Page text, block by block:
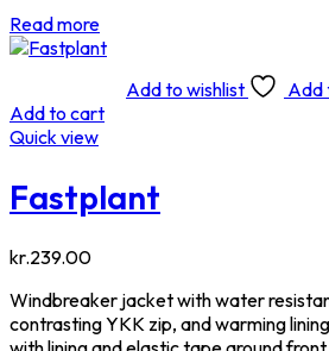
Read more
Add to wishlist
Add
Add to cart
Quick view
Fastplant
kr.239.00
Windbreaker jacket with water
contrasting YKK zip, and warming